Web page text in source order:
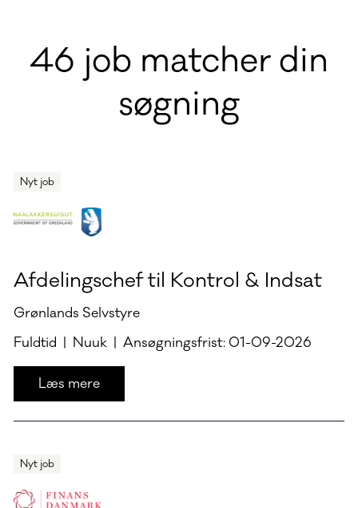
46 job matcher din
søgning
Nyt job
Afdelingschef til Kontrol & Indsat
Grønlands Selvstyre
Fuldtid | Nuuk | Ansøgningsfrist: 01-09-2026
Læs mere
Nyt job